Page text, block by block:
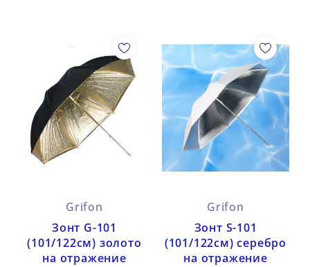
Grifon
Зонт G-101
(101/122см) золото
на отражение
Grifon
Зонт S-101
(101/122см) серебро
на отражение